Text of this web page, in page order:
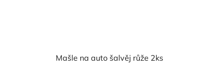
Mašle na auto šalvěj růže 2ks